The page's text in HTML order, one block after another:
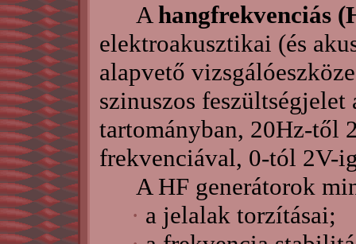
Ahangfrekvenciás
elektroakusztikai (és
alapvető
szinuszos
tartományban, 20Hz-től
frekvenciával, 0-tól 2V-
A HF generátorok
· a jelalak torzításai;